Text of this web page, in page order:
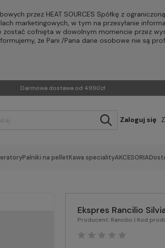
przez HEAT SOURCES Spółkę z
marketingowych, w tym na przesyłanie
zostać cofnięta w dowolnym momencie przez
że Pani /Pana dane osobowe nie są
Darmowa dostawa od 4990zł
Zaloguj się
Palniki na pelletKawa specialityAKCESORIA
Ekspres Rancilio
Producent: Rancilio | Kod